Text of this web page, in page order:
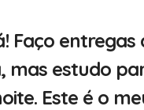
Faço
mas estudo
Este é o